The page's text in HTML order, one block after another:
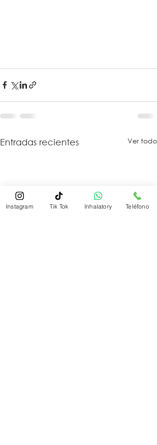
Entradas recientes Ver todo
Instagram Tik Tok Inhalatory Teléfono